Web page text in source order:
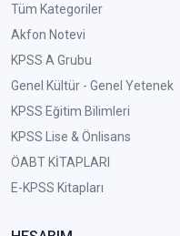
Tüm Kategoriler
Akfon Notevi
KPSS A Grubu
Genel Kültür - Genel Yetenek
KPSS Eğitim Bilimleri
KPSS Lise & Önlisans
ÖABT KİTAPLARI
E-KPSS Kitapları